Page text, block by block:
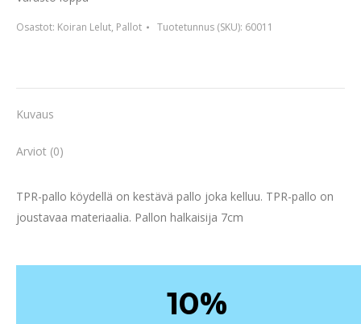
Osastot: Koiran Lelut, Pallot Tuotetunnus (SKU): 60011
Kuvaus
Arviot (0)
TPR-pallo köydellä on kestävä pallo joka kelluu. TPR-pallo on
joustavaa materiaalia. Pallon halkaisija 7cm
10%